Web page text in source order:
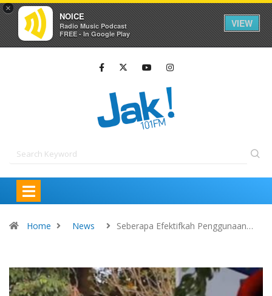
×
NOICE
Radio Music Podcast
FREE - In Google Play
VIEW
Home News Seberapa Efektifkah Penggunaan…